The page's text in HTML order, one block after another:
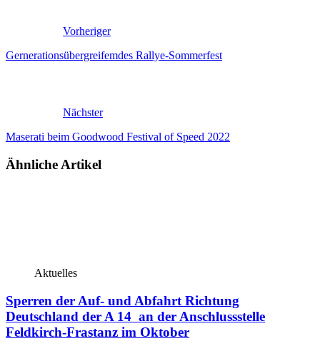
Vorheriger
Gernerationsübergreifemdes Rallye-Sommerfest
Nächster
Maserati beim Goodwood Festival of Speed 2022
Ähnliche Artikel
Aktuelles
Sperren der Auf- und Abfahrt Richtung
Deutschland der A 14 an der Anschlussstelle
Feldkirch-Frastanz im Oktober